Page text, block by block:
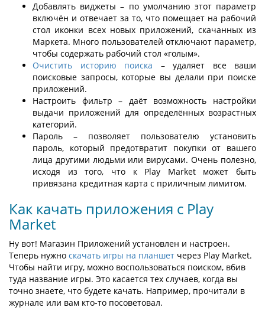
Добавлять виджеты – по умолчанию этот параметр
включён и отвечает за то, что помещает на рабочий
стол иконки всех новых приложений, скачанных из
Маркета. Много пользователей отключают параметр,
чтобы содержать рабочий стол «голым».
Очистить историю поиска – удаляет все ваши
поисковые запросы, которые вы делали при поиске
приложений.
Настроить фильтр – даёт возможность настройки
выдачи приложений для определённых возрастных
категорий.
Пароль – позволяет пользователю установить
пароль, который предотвратит покупки от вашего
лица другими людьми или вирусами. Очень полезно,
исходя из того, что к Play Market может быть
привязана кредитная карта с приличным лимитом.
Как качать приложения с Play
Market
Ну вот! Магазин Приложений установлен и настроен.
Теперь нужно скачать игры на планшет через Play Market.
Чтобы найти игру, можно воспользоваться поиском, вбив
туда название игры. Это касается тех случаев, когда вы
точно знаете, что будете качать. Например, прочитали в
журнале или вам кто-то посоветовал.